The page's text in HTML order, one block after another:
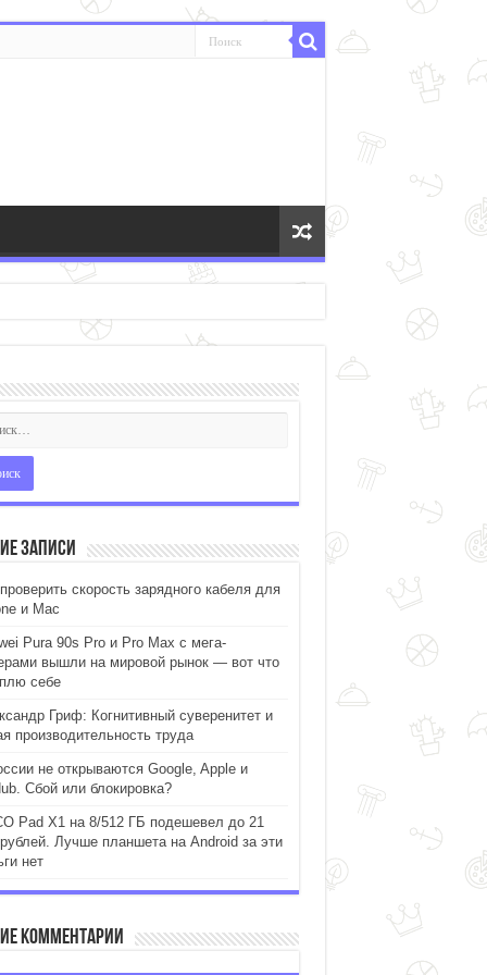
записи
скорость зарядного кабеля для
и Mac
Pura 90s Pro и Pro Max с мега-
вышли на мировой рынок — вот что
себе
Гриф: Когнитивный суверенитет и
производительность труда
не открываются Google, Apple и
Сбой или блокировка?
Pad X1 на 8/512 ГБ подешевел до 21
Лучше планшета на Android за эти
нет
комментарии